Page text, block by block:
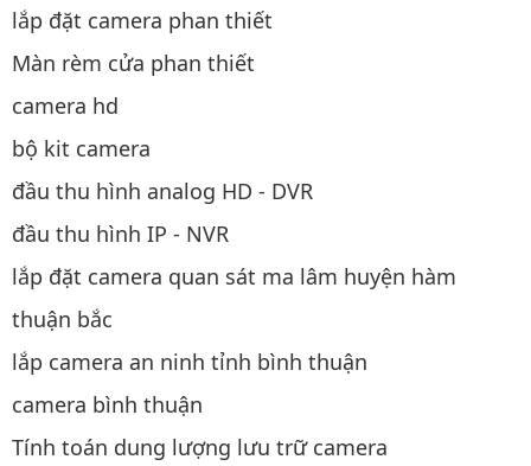
lắp đặt camera phan thiết
Màn rèm cửa phan thiết
camera hd
bộ kit camera
đầu thu hình analog HD - DVR
đầu thu hình IP - NVR
lắp đặt camera quan sát ma lâm huyện hàm
thuận bắc
lắp camera an ninh tỉnh bình thuận
camera bình thuận
Tính toán dung lượng lưu trữ camera